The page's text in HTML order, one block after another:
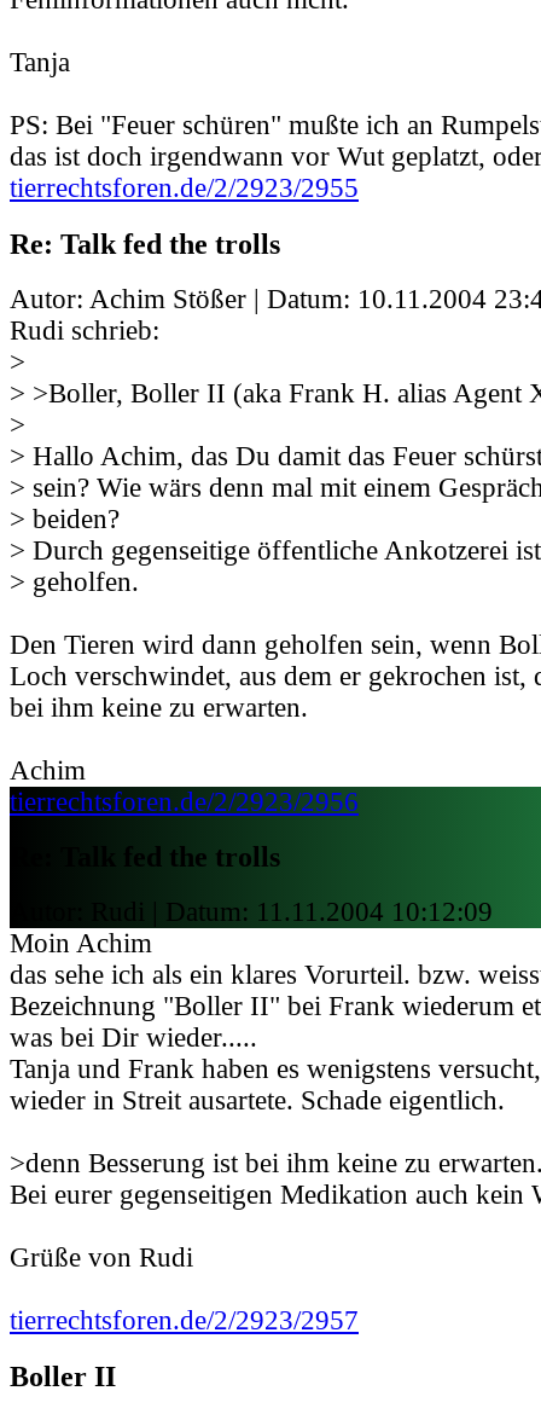
Tanja
PS: Bei "Feuer schüren" mußte ich an
das ist doch irgendwann vor Wut geplatzt,
tierrechtsforen.de/2/2923/2955
Re: Talk fed the trolls
Autor: Achim Stößer | Datum: 10.11.2004
Rudi schrieb:
>
> >Boller, Boller II (aka Frank H. alias Agent
>
> Hallo Achim, das Du damit das Feuer
> sein? Wie wärs denn mal mit einem
> beiden?
> Durch gegenseitige öffentliche Ankotzerei
> geholfen.
Den Tieren wird dann geholfen sein, wenn
Loch verschwindet, aus dem er gekrochen ist,
bei ihm keine zu erwarten.
Achim
tierrechtsforen.de/2/2923/2956
Re: Talk fed the trolls
Autor: Rudi | Datum: 11.11.2004 10:12:09
Moin Achim
das sehe ich als ein klares Vorurteil. bzw.
Bezeichnung "Boller II" bei Frank wiederum
was bei Dir wieder.....
Tanja und Frank haben es wenigstens
wieder in Streit ausartete. Schade eigentlich.
>denn Besserung ist bei ihm keine zu
Bei eurer gegenseitigen Medikation auch kein
Grüße von Rudi
tierrechtsforen.de/2/2923/2957
Boller II